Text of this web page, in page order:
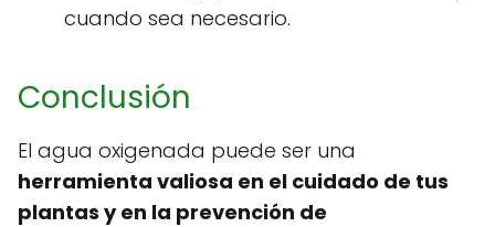
cuando sea necesario.
Conclusión
El agua oxigenada puede ser una
herramienta valiosa en el cuidado de tus
plantas y en la prevención de